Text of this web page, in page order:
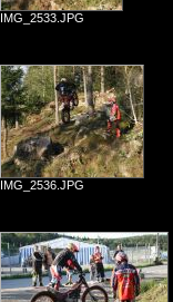
IMG_2533.JPG
IMG_2536.JPG